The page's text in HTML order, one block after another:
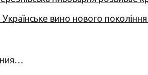
вино нового